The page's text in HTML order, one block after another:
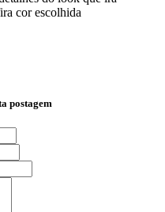
postagem